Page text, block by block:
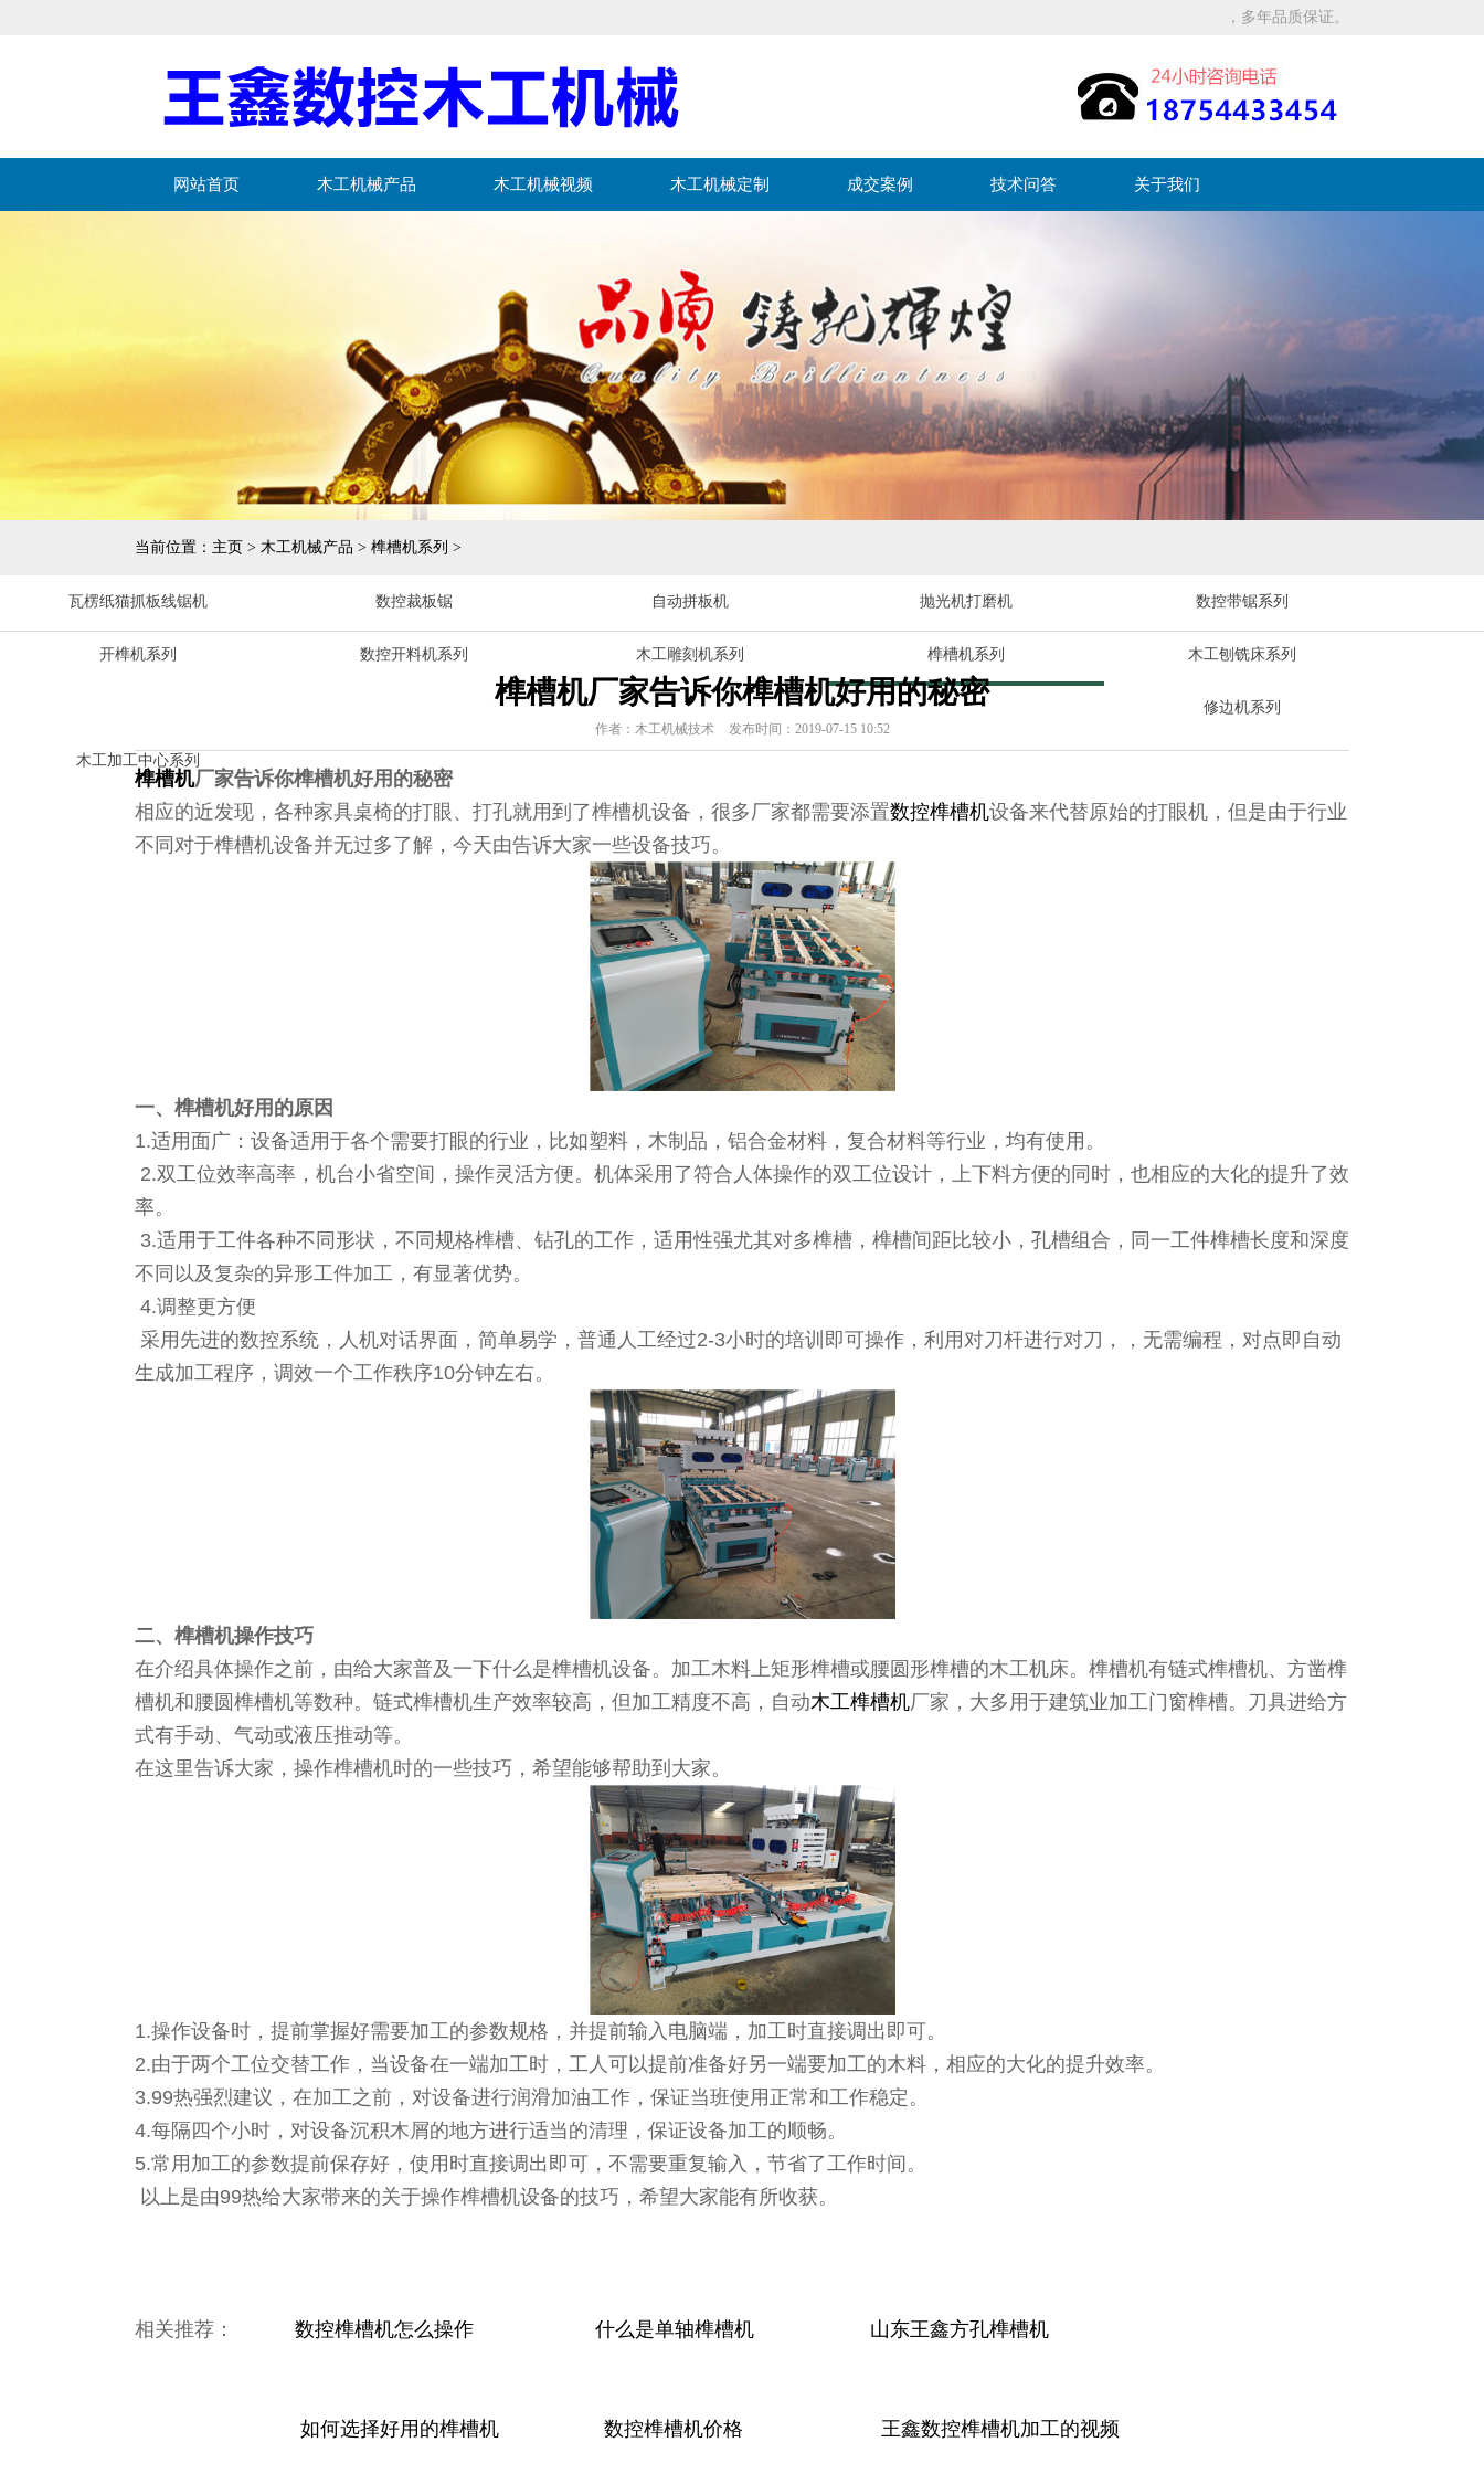
，多年品质保证。
网站首页 木工机械产品 木工机械视频 木工机械定制 成交案例 技术问答 关于我们
当前位置： 主页 > 木工机械产品 > 榫槽机系列 >
瓦楞纸猫抓板线锯机 数控裁板锯 自动拼板机 抛光机打磨机 数控带锯系列
开榫机系列 数控开料机系列 木工雕刻机系列 榫槽机系列 木工刨铣床系列
修边机系列
木工加工中心系列
榫槽机厂家告诉你榫槽机好用的秘密
作者：木工机械技术 发布时间：2019-07-15 10:52
榫槽机厂家告诉你榫槽机好用的秘密
相应的近发现，各种家具桌椅的打眼、打孔就用到了榫槽机设备，很多厂家都需要添置数控榫槽机设备来代替原始的打眼机，但是由于行业
不同对于榫槽机设备并无过多了解，今天由告诉大家一些设备技巧。
一、榫槽机好用的原因
1.适用面广：设备适用于各个需要打眼的行业，比如塑料，木制品，铝合金材料，复合材料等行业，均有使用。
2.双工位效率高率，机台小省空间，操作灵活方便。机体采用了符合人体操作的双工位设计，上下料方便的同时，也相应的大化的提升了效
率。
3.适用于工件各种不同形状，不同规格榫槽、钻孔的工作，适用性强尤其对多榫槽，榫槽间距比较小，孔槽组合，同一工件榫槽长度和深度
不同以及复杂的异形工件加工，有显著优势。
4.调整更方便
采用先进的数控系统，人机对话界面，简单易学，普通人工经过2-3小时的培训即可操作，利用对刀杆进行对刀，，无需编程，对点即自动
生成加工程序，调效一个工作秩序10分钟左右。
二、榫槽机操作技巧
在介绍具体操作之前，由给大家普及一下什么是榫槽机设备。加工木料上矩形榫槽或腰圆形榫槽的木工机床。榫槽机有链式榫槽机、方凿榫
槽机和腰圆榫槽机等数种。链式榫槽机生产效率较高，但加工精度不高，自动木工榫槽机厂家，大多用于建筑业加工门窗榫槽。刀具进给方
式有手动、气动或液压推动等。
在这里告诉大家，操作榫槽机时的一些技巧，希望能够帮助到大家。
1.操作设备时，提前掌握好需要加工的参数规格，并提前输入电脑端，加工时直接调出即可。
2.由于两个工位交替工作，当设备在一端加工时，工人可以提前准备好另一端要加工的木料，相应的大化的提升效率。
3.99热强烈建议，在加工之前，对设备进行润滑加油工作，保证当班使用正常和工作稳定。
4.每隔四个小时，对设备沉积木屑的地方进行适当的清理，保证设备加工的顺畅。
5.常用加工的参数提前保存好，使用时直接调出即可，不需要重复输入，节省了工作时间。
以上是由99热给大家带来的关于操作榫槽机设备的技巧，希望大家能有所收获。
相关推荐： 数控榫槽机怎么操作 什么是单轴榫槽机 山东王鑫方孔榫槽机
如何选择好用的榫槽机 数控榫槽机价格 王鑫数控榫槽机加工的视频